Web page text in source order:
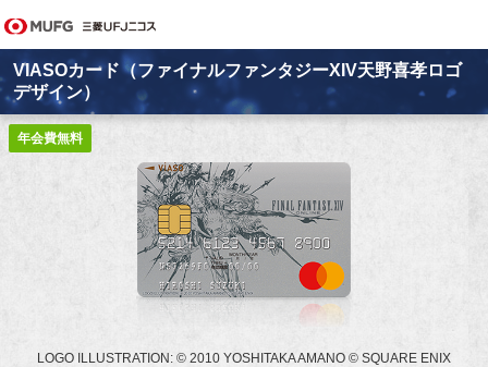
VIASOカード（ファイナルファンタジーXIV天野喜孝ロゴ
デザイン）
年会費無料
LOGO ILLUSTRATION: © 2010 YOSHITAKA AMANO © SQUARE ENIX